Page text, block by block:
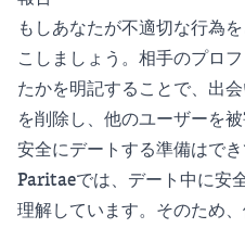
もしあなたが不適切な行為
こしましょう。相手のプロ
たかを明記することで、出
を削除し、他のユーザーを
安全にデートする準備はで
Paritaeでは、デート中に安
理解しています。そのため